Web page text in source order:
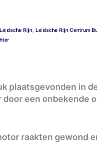
Leidsche Rijn, Leidsche Rijn Centrum
plaatsgevonden in
een onbekende
raakten gewond